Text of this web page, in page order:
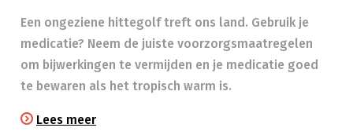
Een ongeziene hittegolf treft ons land. Gebruik je
medicatie? Neem de juiste voorzorgsmaatregelen
om bijwerkingen te vermijden en je medicatie goed
te bewaren als het tropisch warm is.
Lees meer